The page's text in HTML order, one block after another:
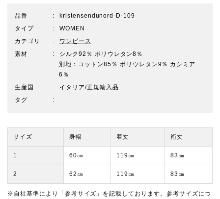
品番
kristensendunord-D-109
タイプ
WOMEN
カテゴリ
ワンピース
素材
シルク92％ ポリウレタン8％
別地：コットン85％ ポリウレタン9％ カシミア
6％
生産国
イタリア/正規輸入品
タグ
サイズ 身幅 着丈 裄丈
1 60㎝ 119㎝ 83㎝
2 62㎝ 119㎝ 83㎝
※自社基準により「参考サイズ」を記載しております。参考サイズにつ